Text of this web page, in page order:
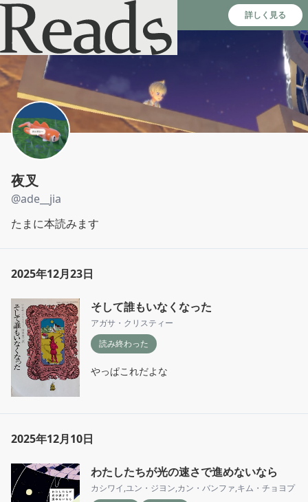
Reads - 読書のSNS＆記録アプリ 詳しく見る
夜叉
@ade__jia
たまに本読みます
2025年12月23日
そして誰もいなくなった
アガサ・クリスティー
読み終わった
やっぱこれだよな
2025年12月10日
わたしたちが光の速さで進めないなら
カシワイ,ユン・ジヨン,カン・バンファ,キム・チョヨプ